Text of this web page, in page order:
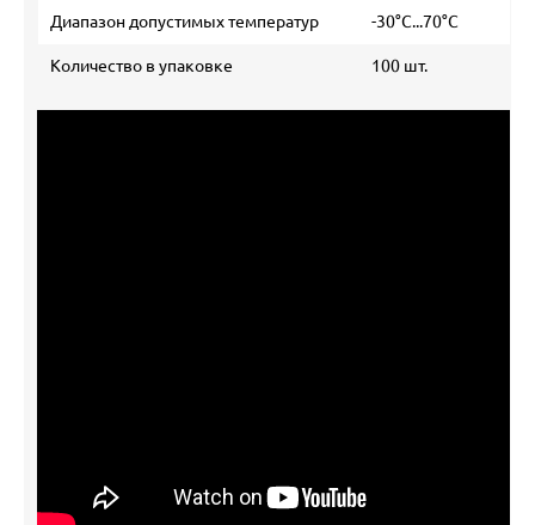
Диапазон допустимых температур -30°C...70°C
Количество в упаковке 100 шт.